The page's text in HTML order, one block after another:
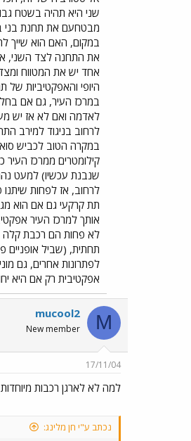
שני היא תהיה בשטח
מבטחעם את תחנת בני
במקום, האם הוא שייך
את התחנה לצד השני,
אחד יש את המטווח
היופי והאפקטיביות
במרכז העיר, גם אם
לאדמה ואם לא אז יש
לרחוב בניגוד למירב
במקרה הטוב לכביש
קילומטרים ממרכז העיר
שנבנת עכשיו) למעט
לרחוב, אז לפחות
תת קרקעי גם אם הוא
אותך למרכז העיר
לא פחות הם רכבת קלה
תחתית, (שביל אופניים
לפתרונות אחרים, גם
אפקטיבית רק אם היא
M
mucool2
New member
17/11/04
למה לא לארגן רכבות
נכתב ע"י חן מלינג: